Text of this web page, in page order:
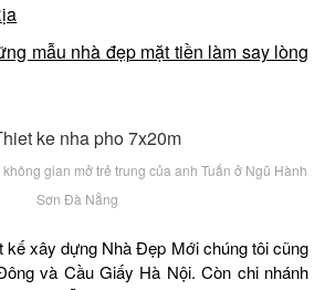
mẫu nhà đẹp mặt tiền làm say lòng
gian mở trẻ trung của anh Tuấn ở Ngũ Hành
Sơn Đà Nẵng
kế xây dựng Nhà Đẹp Mới chúng tôi cũng
và Cầu Giấy Hà Nội. Còn chi nhánh